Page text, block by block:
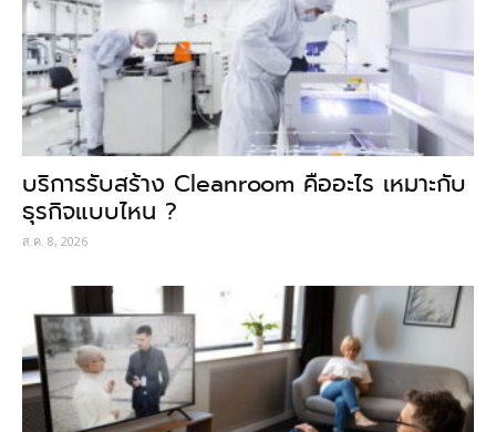
บริการรับสร้าง Cleanroom คืออะไร เหมาะกับ
ธุรกิจแบบไหน ?
ส.ค. 8, 2026